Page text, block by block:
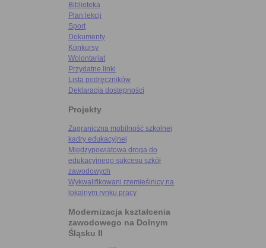
Biblioteka
Plan lekcji
Sport
Dokumenty
Konkursy
Wolontariat
Przydatne linki
Lista podręczników
Deklaracja dostępności
Projekty
Zagraniczna mobilność szkolnej
kadry edukacyjnej
Międzypowiatowa droga do
edukacyjnego sukcesu szkół
zawodowych
Wykwalifikowani rzemieślnicy na
lokalnym rynku pracy
Modernizacja kształcenia
zawodowego na Dolnym
Śląsku II